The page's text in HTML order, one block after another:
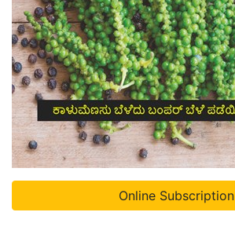
Online Subscription